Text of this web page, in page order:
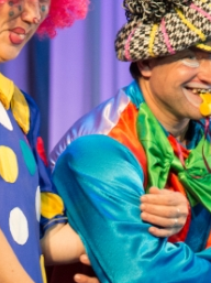
Дворец
Новости Афиша
ГКЦ